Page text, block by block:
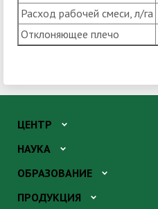
Расход рабочей смеси, л/га
Отклоняющее плечо
ЦЕНТР
НАУКА
ОБРАЗОВАНИЕ
ПРОДУКЦИЯ